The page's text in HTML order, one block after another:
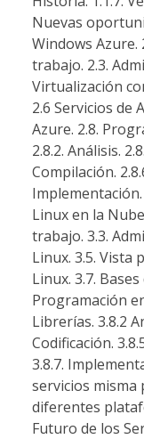
Nuevas
Windows Azure.
trabajo. 2.3.
Virtualización
2.6 Servicios de
Azure. 2.8.
2.8.2. Análisis.
Compilación.
Linux en la
trabajo. 3.3.
Linux. 3.5. Vista
Linux. 3.7.
Programación
Librerías. 3.8.2
Codificación.
3.8.7.
servicios misma
diferentes
Futuro de los